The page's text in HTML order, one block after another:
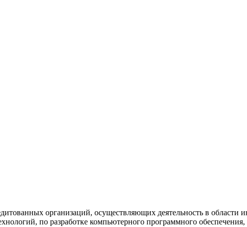
организаций, осуществляющих деятельность в
по разработке компьютерного программного